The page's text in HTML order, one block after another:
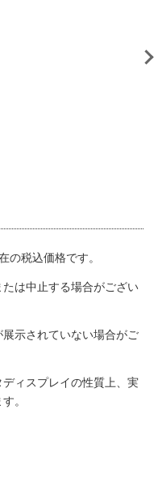
税込価格です。
は中止する場合がござい
示されていない場合がご
ィスプレイの性質上、実
。